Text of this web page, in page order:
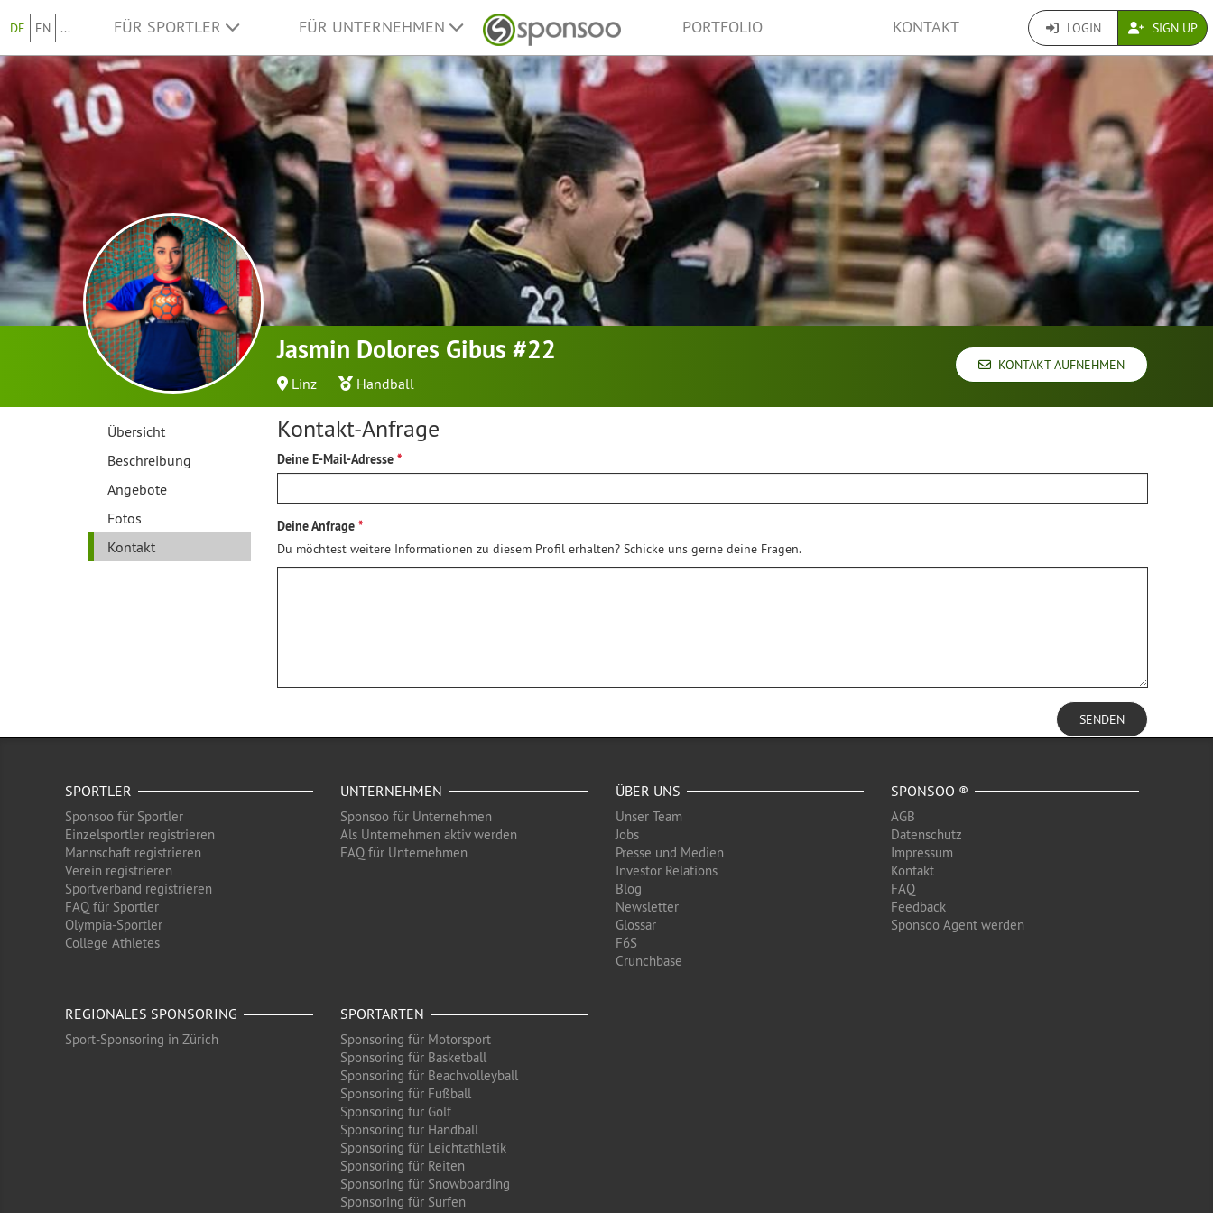
DE EN ... FÜR SPORTLER FÜR UNTERNEHMEN PORTFOLIO KONTAKT LOGIN SIGN UP
Jasmin Dolores Gibus #22
Linz Handball
KONTAKT AUFNEHMEN
Übersicht
Beschreibung
Angebote
Fotos
Kontakt
Kontakt-Anfrage
Deine E-Mail-Adresse
Deine Anfrage
Du möchtest weitere Informationen zu diesem Profil erhalten? Schicke uns gerne deine Fragen.
SENDEN
SPORTLER
Sponsoo für Sportler
Einzelsportler registrieren
Mannschaft registrieren
Verein registrieren
Sportverband registrieren
FAQ für Sportler
Olympia-Sportler
College Athletes
UNTERNEHMEN
Sponsoo für Unternehmen
Als Unternehmen aktiv werden
FAQ für Unternehmen
ÜBER UNS
Unser Team
Jobs
Presse und Medien
Investor Relations
Blog
Newsletter
Glossar
F6S
Crunchbase
SPONSOO ®
AGB
Datenschutz
Impressum
Kontakt
FAQ
Feedback
Sponsoo Agent werden
REGIONALES SPONSORING
Sport-Sponsoring in Zürich
SPORTARTEN
Sponsoring für Motorsport
Sponsoring für Basketball
Sponsoring für Beachvolleyball
Sponsoring für Fußball
Sponsoring für Golf
Sponsoring für Handball
Sponsoring für Leichtathletik
Sponsoring für Reiten
Sponsoring für Snowboarding
Sponsoring für Surfen